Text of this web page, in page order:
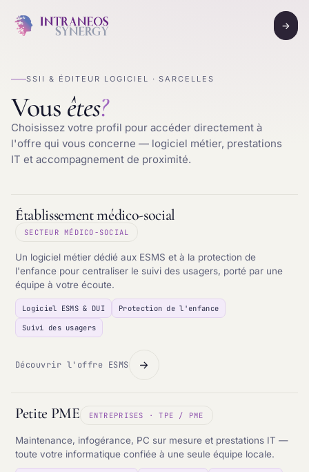
→
SSII & ÉDITEUR LOGICIEL · SARCELLES
Vous êtes?
Choisissez votre profil pour accéder directement à
l'offre qui vous concerne — logiciel métier, prestations
IT et accompagnement de proximité.
Établissement médico-social
SECTEUR MÉDICO-SOCIAL
Un logiciel métier dédié aux ESMS et à la protection de
l'enfance pour centraliser le suivi des usagers, porté par une
équipe à votre écoute.
Logiciel ESMS & DUI
Protection de l'enfance
Suivi des usagers
Découvrir l'offre ESMS
Petite PME ENTREPRISES · TPE / PME
Maintenance, infogérance, PC sur mesure et prestations IT —
toute votre informatique confiée à une seule équipe locale.